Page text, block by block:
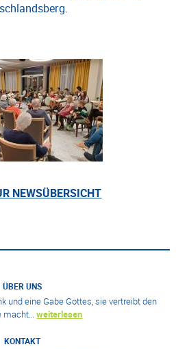
NEWSÜBERSICHT
ÜBER UNS
und eine Gabe Gottes, sie vertreibt den
macht…weiterlesen
KONTAKT